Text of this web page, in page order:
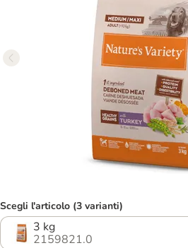
Scegli l'articolo (3 varianti)
3 kg
2159821.0